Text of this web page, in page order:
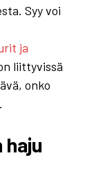
Syy voi
ja
liittyvissä
onko
haju